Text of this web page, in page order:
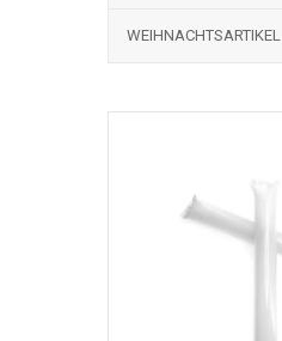
WEIHNACHTSARTIKEL